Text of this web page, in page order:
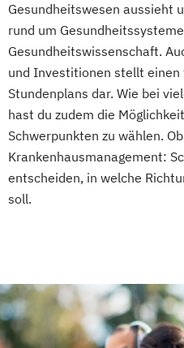
Gesundheitswesen aussieht
rund um
Gesundheitswissenschaft.
und Investitionen stellt einen
Stundenplans dar. Wie bei
hast du zudem die
Schwerpunkten zu wählen.
Krankenhausmanagement:
entscheiden, in welche
soll.